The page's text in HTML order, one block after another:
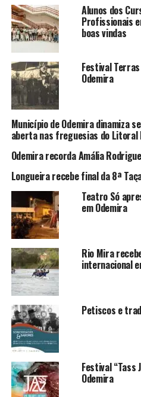
Alunos dos
Profissionais
boas vindas
Festival
Odemira
Município de Odemira dinamiza
aberta nas freguesias do Litoral
Odemira recorda Amália
Longueira recebe final da 8ª
Teatro Só
em Odemira
Rio Mira
internacional
Petiscos e
Festival “Tass
Odemira